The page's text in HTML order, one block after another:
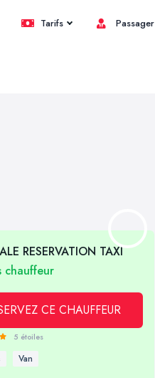
Tarifs Passager
RESERVATION TAXI
CE CHAUFFEUR
5 étoiles
Van